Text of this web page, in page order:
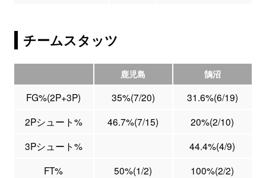
チームスタッツ
鹿児島 鵠沼
FG%(2P+3P) 35%(7/20)
31.6%(6/19)
2Pシュート%
46.7%(7/15)
20%(2/10)
3Pシュート%
44.4%(4/9)
FT%
50%(1/2)
100%(2/2)